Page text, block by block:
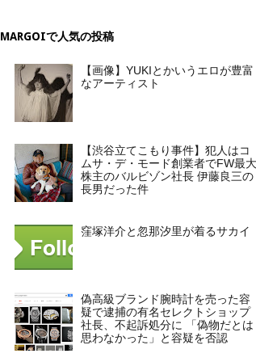
MARGOIで人気の投稿
【画像】YUKIとかいうエロが豊富
なアーティスト
【渋谷立てこもり事件】犯人はコ
ムサ・デ・モード創業者でFW最大
株主のバルビゾン社長 伊藤良三の
長男だった件
窪塚洋介と忽那汐里が着るサカイ
偽高級ブランド腕時計を売った容
疑で逮捕の有名セレクトショップ
社長、不起訴処分に 「偽物だとは
思わなかった」と容疑を否認